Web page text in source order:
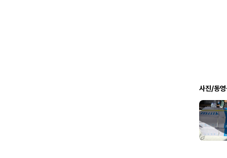
사진/동